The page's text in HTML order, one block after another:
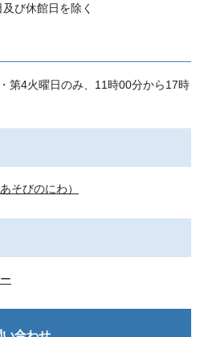
び休館日を除く
第4火曜日のみ、11時00分から17時
そびのにわ）